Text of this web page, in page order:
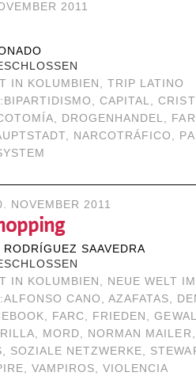
2011
IN
KOLUMBIEN ,TRIP LATINO
BIPARTIDISMO ,CAPITAL,
, DROGENHANDEL,
, NARCOTRÁFICO ,
NOVEMBER 2011
SAAVEDRA
IN
KOLUMBIEN , NEUE WELT
ALFONSO CANO ,AZAFATAS,
, FARC, FRIEDEN ,
, MORD, NORMAN MAILER
, SOZIALE NETZWERKE,
,VAMPIROS,VIOLENCIA